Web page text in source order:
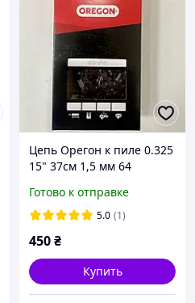
Цепь Орегон к пиле 0.325
15" 37см 1,5 мм 64
Готово к отправке
5.0 (1)
450₴
Купить